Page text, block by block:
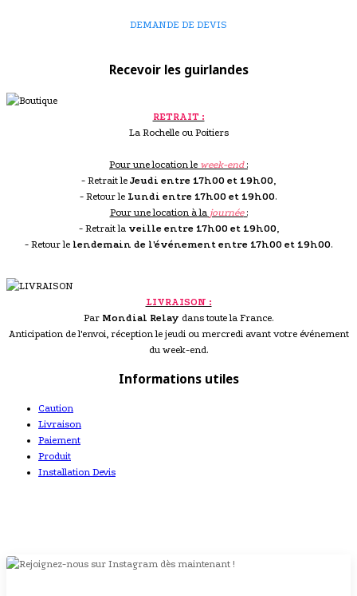
DEMANDE DE DEVIS
Recevoir les guirlandes
RETRAIT :
La Rochelle ou Poitiers
Pour une location le week-end:
- Retrait le Jeudi entre 17h00 et 19h00,
- Retour le Lundi entre 17h00 et 19h00.
Pour une location à la journée:
- Retrait la veille entre 17h00 et 19h00,
- Retour le lendemain de l'événement entre 17h00 et 19h00.
LIVRAISON :
Par Mondial Relay dans toute la France.
Anticipation de l'envoi, réception le jeudi ou mercredi avant votre événement
du week-end.
Informations utiles
Caution
Livraison
Paiement
Produit
Installation Devis